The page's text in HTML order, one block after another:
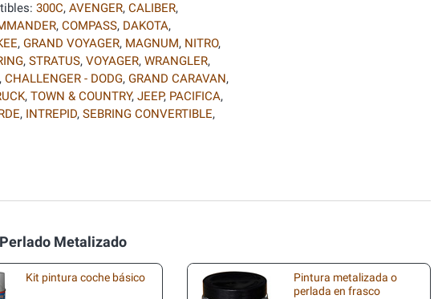
300C, AVENGER, CALIBER,
, COMPASS, DAKOTA,
, GRAND VOYAGER, MAGNUM, NITRO,
, STRATUS, VOYAGER, WRANGLER,
CHALLENGER - DODG, GRAND CARAVAN,
, TOWN & COUNTRY, JEEP, PACIFICA,
, INTREPID, SEBRING CONVERTIBLE,
Metalizado
Kit pintura coche básico
Pintura metalizada o
perlada en frasco